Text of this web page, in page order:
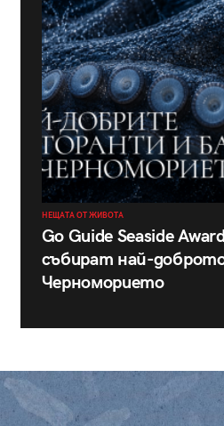
НЕЩАТА ОТ ЖИВОТА
Go Guide Seaside
събират най-
Черноморието